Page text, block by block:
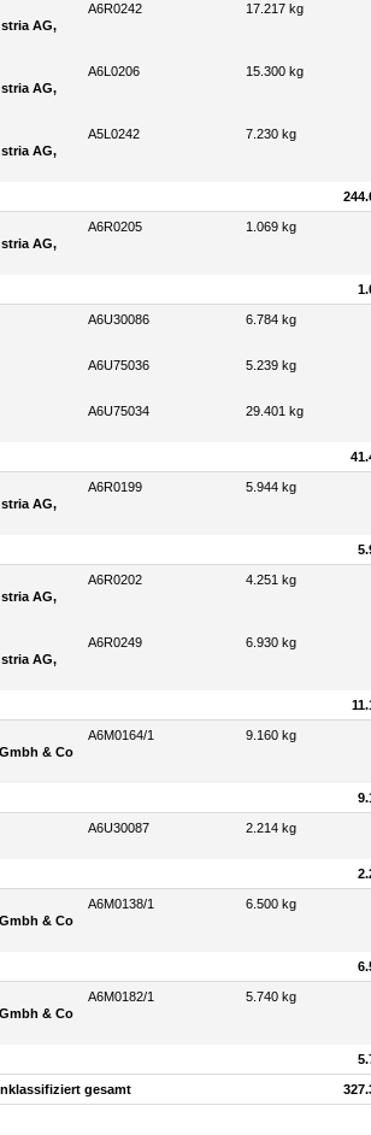
AG,
A6R0242 17.217 kg
AG,
A6L0206 15.300 kg
AG,
A5L0242 7.230 kg
AG,
A6R0205 1.069 kg
A6U30086 6.784 kg
A6U75036 5.239 kg
A6U75034 29.401 kg
AG,
A6R0199 5.944 kg
AG,
A6R0202 4.251 kg
AG,
A6R0249 6.930 kg
& Co
A6M0164/1 9.160 kg
A6U30087 2.214 kg
& Co
A6M0138/1 6.500 kg
& Co
A6M0182/1 5.740 kg
gesamt